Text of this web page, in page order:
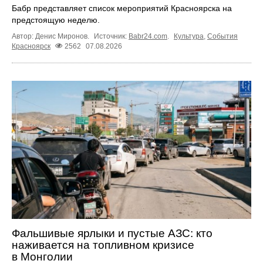
Бабр представляет список мероприятий Красноярска на
предстоящую неделю.
Автор: Денис Миронов. Источник: Babr24.com Культура События
Красноярск
2562 07.08.2026
Фальшивые ярлыки и пустые АЗС: кто
наживается на топливном кризисе
в Монголии